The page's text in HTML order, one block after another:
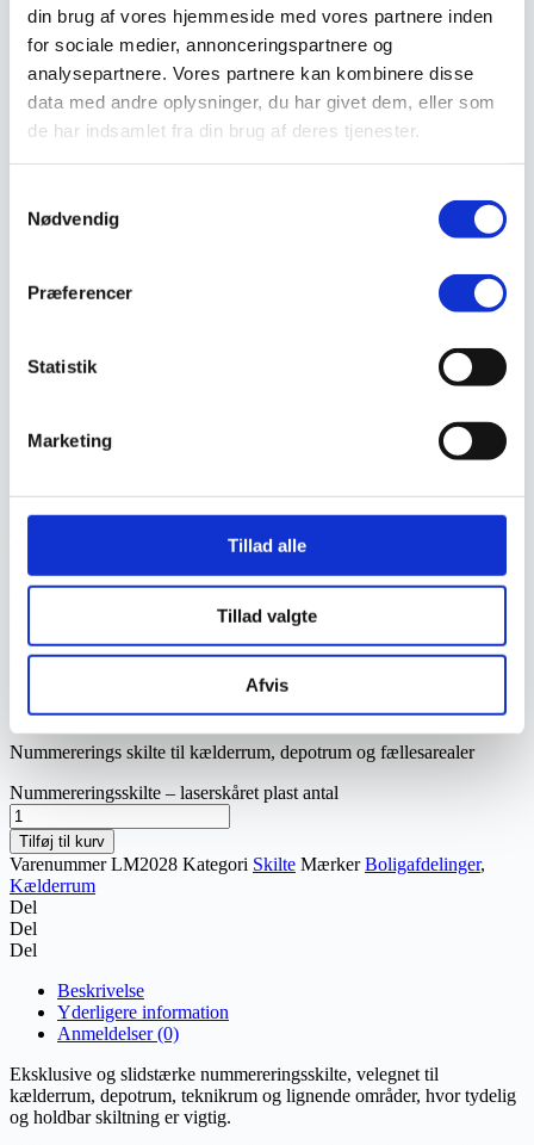
din brug af vores hjemmeside med vores partnere inden
for sociale medier, annonceringspartnere og
analysepartnere. Vores partnere kan kombinere disse
data med andre oplysninger, du har givet dem, eller som
de har indsamlet fra din brug af deres tjenester.
Nødvendig
Præferencer
Statistik
Marketing
Tillad alle
Tillad valgte
Afvis
Vejmaling
Ukrudtsbekæmpelse
Vaskeri Produkter
Vedligeholdelsesprodukter
Værktøj
Affaldsudstyr
Grensaks
Værnemidler
Nummereringsskilte –
laserskåret plast
kr.40,00 Inkl. moms
Nummererings skilte til kælderrum, depotrum og fællesarealer
Nummereringsskilte – laserskåret plast antal
Tilføj til kurv
VarenummerLM2028 Kategori Skilte Mærker Boligafdelinger,
Kælderrum
Del
Del
Del
Beskrivelse
Yderligere information
Anmeldelser (0)
Eksklusive og slidstærke nummereringsskilte, velegnet til
kælderrum, depotrum, teknikrum og lignende områder, hvor tydelig
og holdbar skiltning er vigtig.